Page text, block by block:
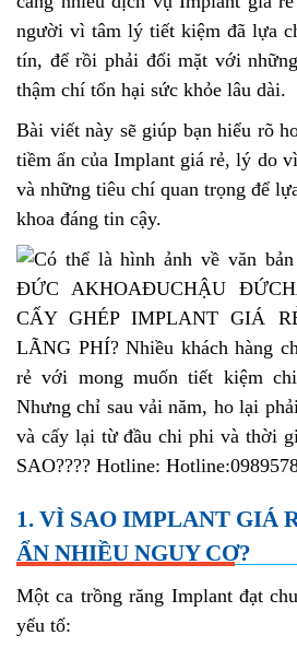
người vì tâm lý tiết kiệm đã lựa
tín, để rồi phải đối mặt với
thậm chí tổn hại sức khỏe lâu dài.
Bài viết này sẽ giúp bạn hiểu rõ
tiềm ẩn của Implant giá rẻ, lý do
và những tiêu chí quan trọng để
khoa đáng tin cậy.
1. VÌ SAO IMPLANT GIÁ
ẨN NHIỀU NGUY CƠ?
Một ca trồng răng Implant đạt
yếu tố: